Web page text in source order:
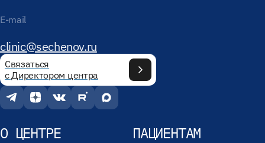
E-mail
clinic@sechenov.ru
Связаться
с Директором центра
О ЦЕНТРЕ ПАЦИЕНТАМ